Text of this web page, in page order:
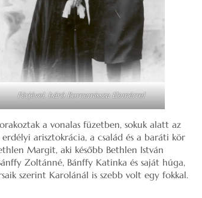
Férjével, báró Bornemissza Elemérrel
a vonalas füzetben, sokuk alatt az
arisztokrácia, a család és a baráti kör
Margit, aki később Bethlen István
Zoltánné, Bánffy Katinka és saját húga,
szerint Karolánál is szebb volt egy fokkal.